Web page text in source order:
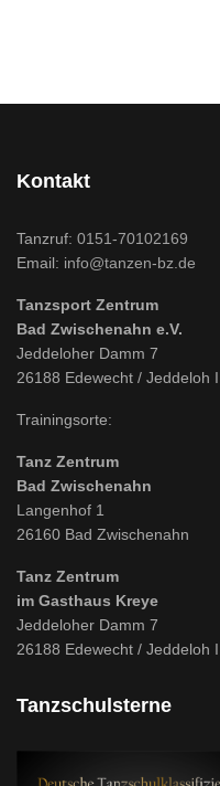
Kontakt
Tanzruf: 0151-70102169
Email: info@tanzen-bz.de
Tanzsport Zentrum
Bad Zwischenahn e.V.
Jeddeloher Damm 7
26188 Edewecht / Jeddeloh I
Trainingsorte:
Tanz Zentrum
Bad Zwischenahn
Langenhof 1
26160 Bad Zwischenahn
Tanz Zentrum
im Gasthaus Kreye
Jeddeloher Damm 7
26188 Edewecht / Jeddeloh I
Tanzschulsterne